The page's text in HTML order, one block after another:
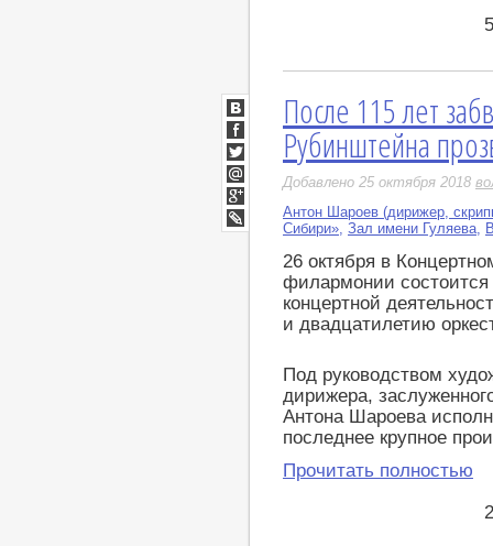
После 115 лет
Рубинштейна
Добавлено 25 октября 2018
Антон Шароев (дирижер,
Сибири» Зал имени Гуляева
26 октября в
филармонии
концертной
и двадцатилетию
Под руководством
дирижера,
Антона Шароева
последнее крупное
Прочитать полностью
ВКонтакте
Facebook
Twitter
Мой
Мир
Google+
LiveJournal